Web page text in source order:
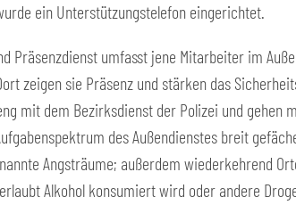
ein Unterstützungstelefon eingerichtet.
Präsenzdienst umfasst jene Mitarbeiter im
zeigen sie Präsenz und stärken das
mit dem Bezirksdienst der Polizei und gehen
des Außendienstes breit
Angsträume; außerdem wiederkehrend
Alkohol konsumiert wird oder andere